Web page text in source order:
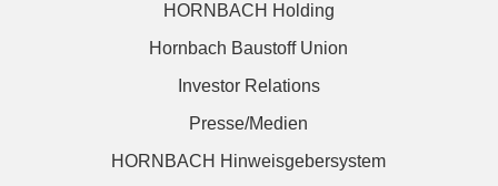
HORNBACH Holding
Hornbach Baustoff Union
Investor Relations
Presse/Medien
HORNBACH Hinweisgebersystem